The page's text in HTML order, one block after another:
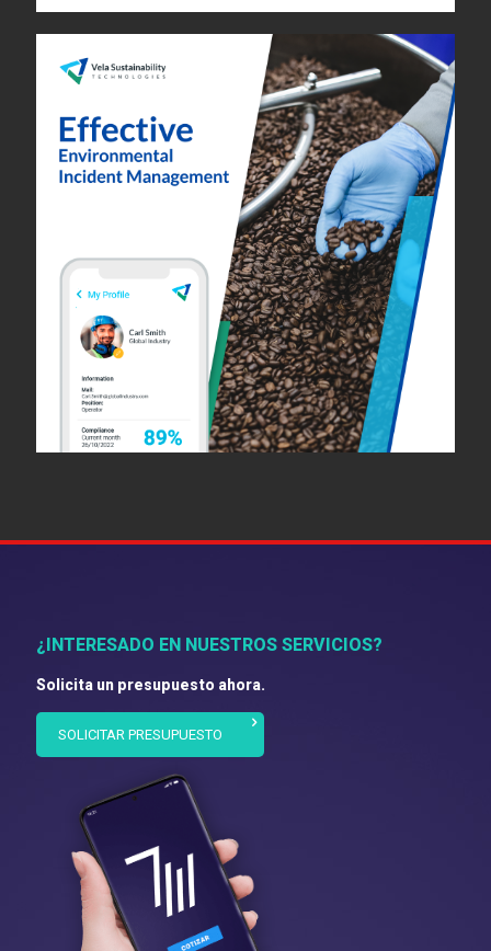
¿INTERESADO EN NUESTROS SERVICIOS?
Solicita un presupuesto ahora.
SOLICITAR PRESUPUESTO